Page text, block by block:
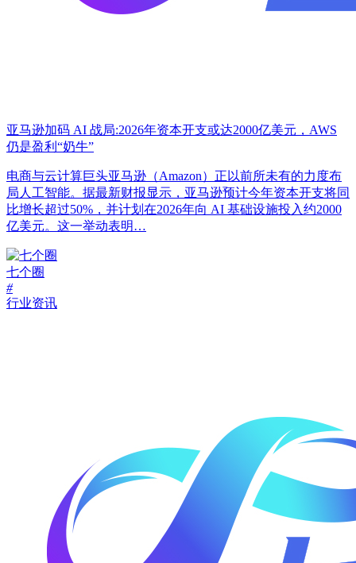
亚马逊加码 AI 战局:2026年资本开支或达2000亿美元，AWS
仍是盈利“奶牛”
电商与云计算巨头亚马逊（Amazon）正以前所未有的力度布
局人工智能。据最新财报显示，亚马逊预计今年资本开支将同
比增长超过50%，并计划在2026年向 AI 基础设施投入约2000
亿美元。这一举动表明…
七个圈
#
行业资讯